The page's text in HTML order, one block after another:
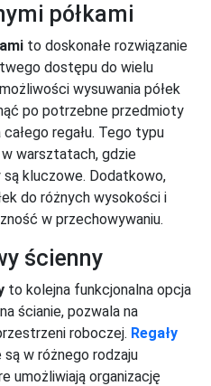
półkami
to doskonałe rozwiązanie
dostępu do wielu
wysuwania półek
po potrzebne przedmioty
regału. Tego typu
warsztatach, gdzie
kluczowe. Dodatkowo,
do różnych wysokości i
w przechowywaniu.
ścienny
to kolejna funkcjonalna opcja
ścianie, pozwala na
roboczej. Regały
w różnego rodzaju
umożliwiają organizację